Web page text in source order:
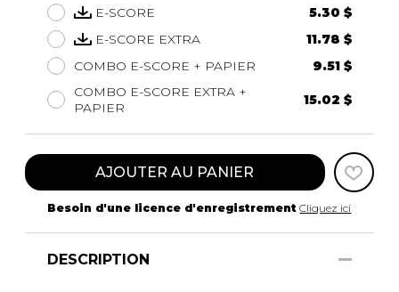
E-SCORE
5.30 $
E-SCORE EXTRA
11.78 $
COMBO E-SCORE + PAPIER
9.51 $
COMBO E-SCORE EXTRA +
PAPIER
15.02 $
AJOUTER AU PANIER
Besoin d'une licence d'enregistrement Cliquez ici
DESCRIPTION